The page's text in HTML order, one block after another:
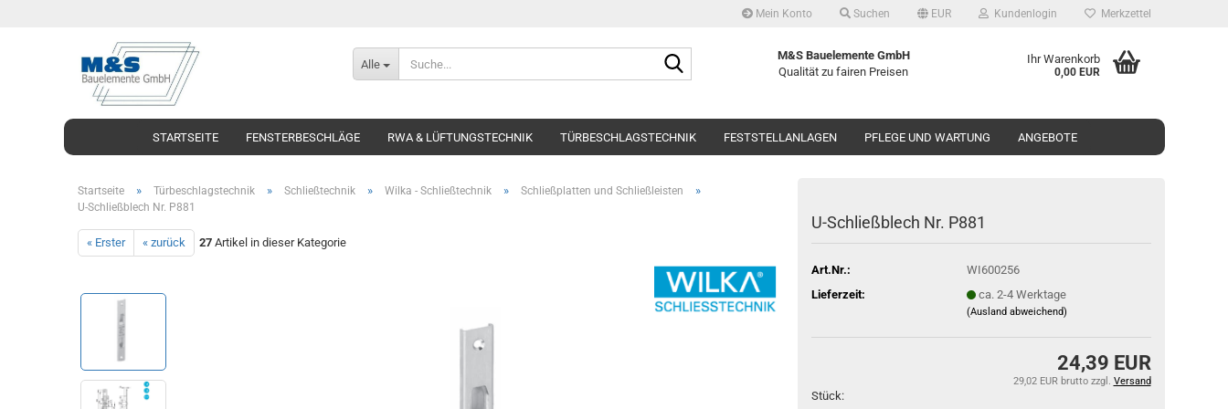
Mein Konto Suchen EUR Kundenlogin Merkzettel
Alle
M&S Bauelemente GmbH
Qualität zu fairen Preisen
Ihr Warenkorb
0,00 EUR
STARTSEITE FENSTERBESCHLÄGE RWA & LÜFTUNGSTECHNIK TÜRBESCHLAGSTECHNIK FESTSTELLANLAGEN PFLEGE UND WARTUNG ANGEBOTE
Startseite » Türbeschlagstechnik » Schließtechnik » Wilka - Schließtechnik » Schließplatten und Schließleisten »
U-Schließblech Nr. P881
« Erster « zurück 27Artikel in dieser Kategorie
U-​Schließblech Nr. P881
Art.Nr.:
WI600256
Lieferzeit:
ca. 2-4 Werktage
(Ausland abweichend)
24,39 EUR
29,02 EUR bruttozzgl. Versand
Stück: